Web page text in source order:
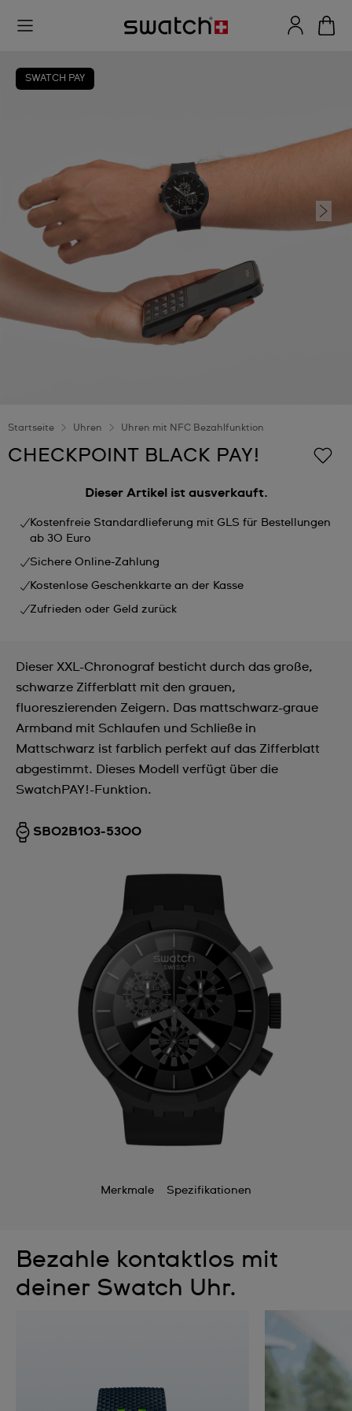
SWATCH PAY
Startseite Uhren Uhren mit NFC Bezahlfunktion
CHECKPOINT BLACK PAY!
Dieser Artikel ist ausverkauft.
Kostenfreie Standardlieferung mit GLS für Bestellungen
ab 30 Euro
Sichere Online-Zahlung
Kostenlose Geschenkkarte an der Kasse
Zufrieden oder Geld zurück
Dieser XXL-Chronograf besticht durch das große,
schwarze Zifferblatt mit den grauen,
fluoreszierenden Zeigern. Das mattschwarz-graue
Armband mit Schlaufen und Schließe in
Mattschwarz ist farblich perfekt auf das Zifferblatt
abgestimmt. Dieses Modell verfügt über die
SwatchPAY!-Funktion.
SB02B103-5300
Merkmale Spezifikationen
Bezahle kontaktlos mit
deiner Swatch Uhr.